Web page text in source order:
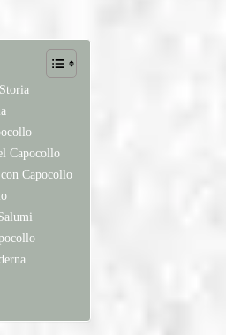
Capocollo
Capocollo